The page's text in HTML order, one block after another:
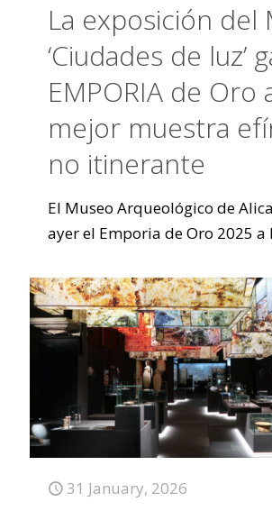
La exposición del
‘Ciudades de luz’
EMPORIA de Oro
mejor muestra
no itinerante
El Museo Arqueológico de
ayer el Emporia de Oro 2025 a
31 January, 2026